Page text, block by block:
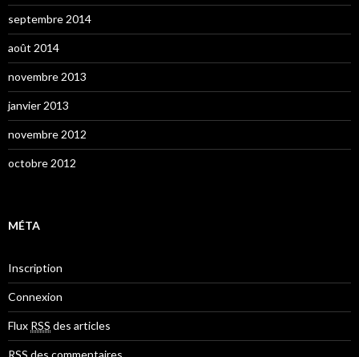
septembre 2014
août 2014
novembre 2013
janvier 2013
novembre 2012
octobre 2012
MÉTA
Inscription
Connexion
Flux RSS des articles